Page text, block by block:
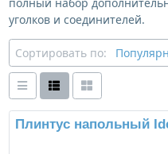
уголков и соединителей.
Сортировать по:
Плинтус напольный